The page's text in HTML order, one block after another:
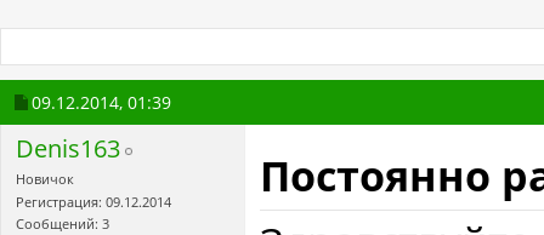
09.12.2014, 01:39
Denis163
Новичок
Регистрация: 09.12.2014
Сообщений: 3
Постоянно